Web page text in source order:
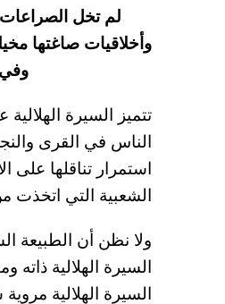
لم تخل الصراعات
وأخلاقيات صاغتها
وفي
تتميز السيرة
الناس في القرى
استمرار تناقلها على
الشعبية التي اتخذت
ولا نظن أن الطبيعة
السيرة الهلالية
السيرة الهلالية